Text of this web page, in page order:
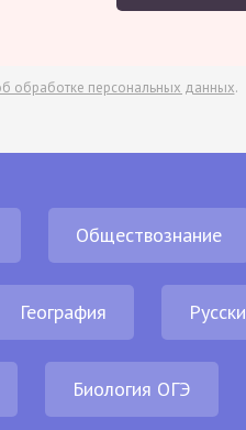
обработке персональных данных.
Обществознание
География
Биология ОГЭ